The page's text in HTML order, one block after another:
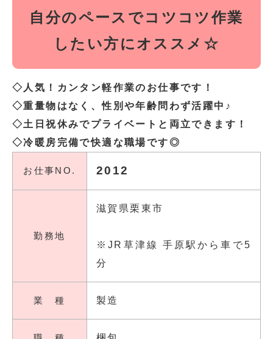
自分のペースでコツコツ作業
したい方にオススメ☆
◇人気！カンタン軽作業のお仕事です！
◇重量物はなく、性別や年齢問わず活躍中♪
◇土日祝休みでプライベートと両立できます！
◇冷暖房完備で快適な職場です◎
お仕事NO. 2012
勤務地
滋賀県栗東市
※JR草津線 手原駅から車で5
分
業 種 製造